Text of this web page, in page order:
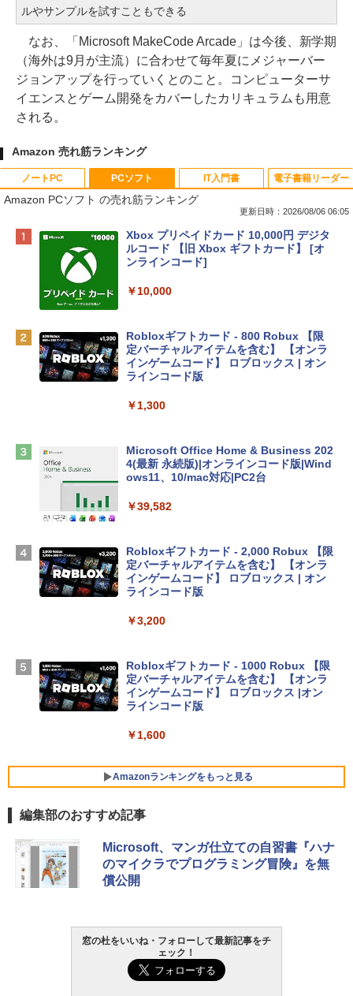
ルやサンプルを試すこともできる
なお、「Microsoft MakeCode Arcade」は今後、新学期
（海外は9月が主流）に合わせて毎年夏にメジャーバー
ジョンアップを行っていくとのこと。コンピューターサ
イエンスとゲーム開発をカバーしたカリキュラムも用意
される。
Amazon 売れ筋ランキング
ノートPC
Apple 2026 MacBook Neo A18 Proチッ
プ搭載13インチノートブック：AIとAppl
e Intelligenceのために設計、Liquid Ret
リ、512GB SSDストレージ、1080p Fac
￥137,800
ンケース Dell NEC Lavie ASUS HP dyna
￥2,952
13インチノートブック：AIとApple Intell
TB SSD、12MPセンターフレームカメ
ラ、Touch ID - スカイブルー + 3年延長
AppleCare+ for 13インチMacBook Air
(M5)|ダウンロード版
￥331,701
【Amazon.co.jp限定】 HP ノートパソコ
ン 15-fd 15.6インチ 16GBメモリ 512GB
SSD インテル Core 5
￥129,800
ersonal/Copilotキー搭載/Win 11/15.6型/
Core i5/16GB/SSD 512GB/ホワイト) FM
PCソフト
Amazon PCソフト の売れ筋ランキング
更新日時：2026/08/06 06:05
Xbox プリペイドカード 10,000円 デジタ
ルコード 【旧 Xbox ギフトカード】 [オ
ンラインコード]
￥10,000
Robloxギフトカード - 800 Robux 【限
定バーチャルアイテムを含む】 【オンラ
インゲームコード】 ロブロックス | オン
ラインコード版
￥1,300
Microsoft Office Home & Business 202
4(最新 永続版)|オンラインコード版|Wind
ows11、10/mac対応|PC2台
￥39,582
Robloxギフトカード - 2,000 Robux 【限
定バーチャルアイテムを含む】 【オンラ
インゲームコード】 ロブロックス | オン
ラインコード版
￥3,200
Robloxギフトカード - 1000 Robux 【限
定バーチャルアイテムを含む】 【オンラ
インゲームコード】 ロブロックス |オン
ラインコード版
￥1,600
Amazonランキングをもっと見る
IT入門書
生成AIパスポート公式テキスト 第４版
￥1,766
AIイラスト表現辞典: 思い通りの絵を引き
出す プロンプトの言葉 AI画像生成シリー
ズ (はぴーイラストLabo)
電子書籍リーダー
Amazon Kindle Paperwhite (16GB) 7イ
ンチディスプレイ、色調調節ライト、12
週間持続バッテリー、広告なし、ブラッ
ク
Amazon Kindle - 目に優しい、かさばら
ない、大きな画面で読みやすい、6週間持
続バッテリー、6インチディスプレイ電子
編集部のおすすめ記事
Microsoft、マンガ仕立ての自習書『ハナ
のマイクラでプログラミング冒険』を無
償公開
窓の杜をいいね・フォローして最新記事をチ
ェック！